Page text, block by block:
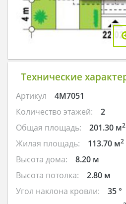
Технические
Артикул
4M7051
Количество этажей:
2
Общая площадь:
201.30 м2
Жилая площадь: 113.70 м2
Высота дома:
8.20 м
Высота потолка:
2.80 м
Угол наклона кровли:
35 °